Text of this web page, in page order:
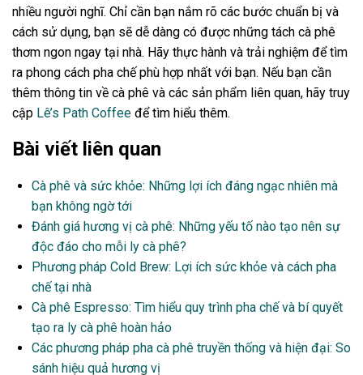
nhiều người nghĩ. Chỉ cần bạn nắm rõ các bước chuẩn bị và
cách sử dụng, bạn sẽ dễ dàng có được những tách cà phê
thơm ngon ngay tại nhà. Hãy thực hành và trải nghiệm để tìm
ra phong cách pha chế phù hợp nhất với bạn. Nếu bạn cần
thêm thông tin về cà phê và các sản phẩm liên quan, hãy truy
cập Lê’s Path Coffee để tìm hiểu thêm.
Bài viết liên quan
Cà phê và sức khỏe: Những lợi ích đáng ngạc nhiên mà
bạn không ngờ tới
Đánh giá hương vị cà phê: Những yếu tố nào tạo nên sự
độc đáo cho mỗi ly cà phê?
Phương pháp Cold Brew: Lợi ích sức khỏe và cách pha
chế tại nhà
Cà phê Espresso: Tìm hiểu quy trình pha chế và bí quyết
tạo ra ly cà phê hoàn hảo
Các phương pháp pha cà phê truyền thống và hiện đại: So
sánh hiệu quả hương vị